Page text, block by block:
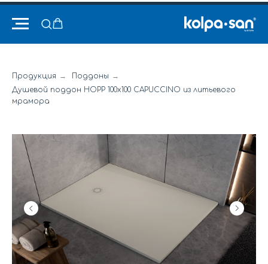
Продукция → Поддоны →
Душевой поддон HOPP 100x100 CAPUCCINO из литьевого
мрамора